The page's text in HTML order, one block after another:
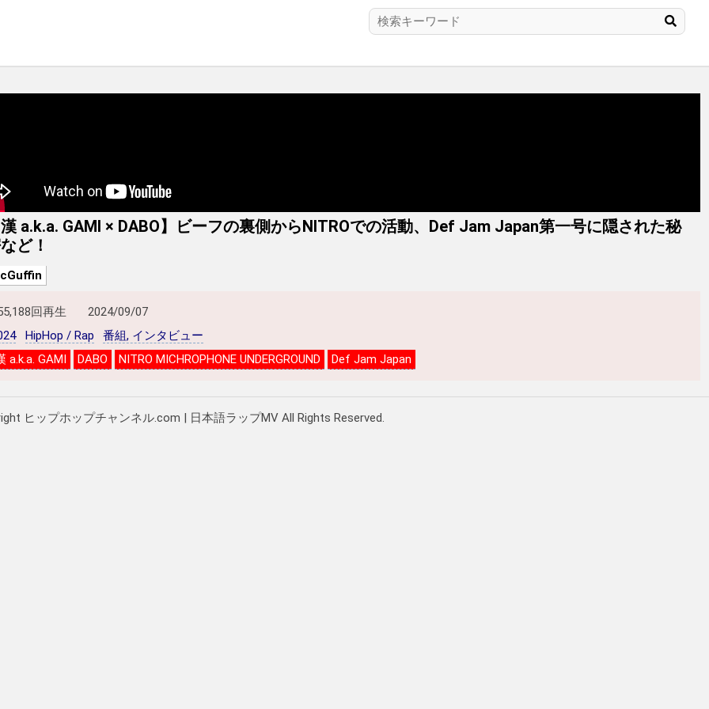
a.k.a. GAMI × DABO】ビーフの裏側からNITROでの活動、Def Jam Japan第一号に隠された秘
ど！
回再生
2024/09/07
HipHop / Rap
番組, インタビュー
a.k.a. GAMI
DABO NITRO MICHROPHONE UNDERGROUND Def Jam Japan
ヒップホップチャンネル.com | 日本語ラップMV All Rights Reserved.